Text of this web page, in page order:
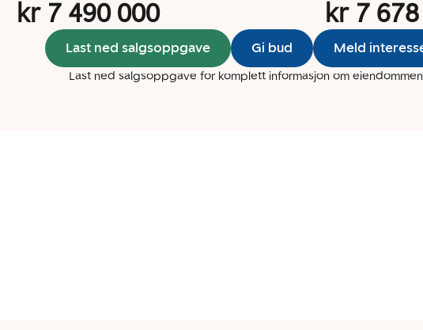
kr 7 490 000 kr 7
Last ned salgsoppgave Gi bud Meld
Last ned salgsoppgave for komplett informasjon om eiendommen